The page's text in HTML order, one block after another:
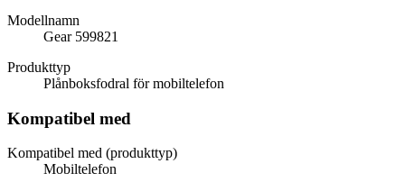
Modellnamn
Gear 599821
Produkttyp
Plånboksfodral för mobiltelefon
Kompatibel med
Kompatibel med (produkttyp)
Mobiltelefon